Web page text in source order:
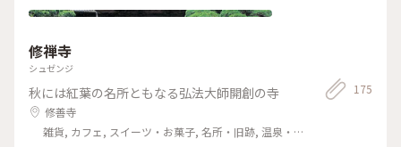
り、海側に回って 曇り空の駿河湾を見たり…🌊🌿 のんびり散
修禅寺
シュゼンジ
秋には紅葉の名所ともなる弘法大師開創の寺
修善寺
雑貨, カフェ, スイーツ・お菓子, 名所・旧跡, 温泉・
175